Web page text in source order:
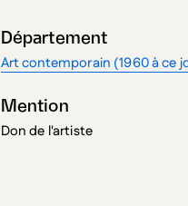
Département
Art contemporain (1960 à ce
Mention
Don de l'artiste